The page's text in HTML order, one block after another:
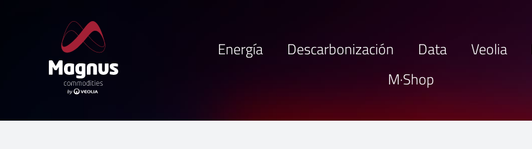
Energía Descarbonización Data Veolia
M·Shop